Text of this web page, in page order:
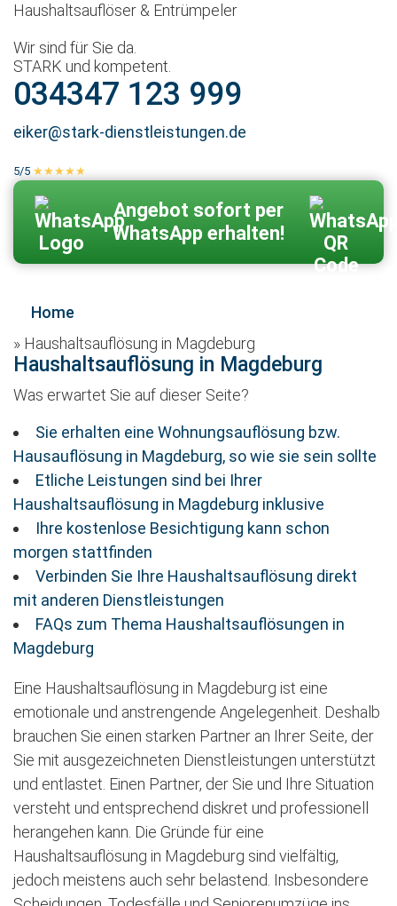
Haushaltsauflöser & Entrümpeler
Wir sind für Sie da.
STARK und kompetent.
034347 123 999
eiker@stark-dienstleistungen.de
5/5 ★★★★★
100 % echte Kundenbewertungen
Zum KontaktformularAngebot sofort per
WhatsApp erhalten!
Home
» Haushaltsauflösung in Magdeburg
Haushaltsauflösung in Magdeburg
Was erwartet Sie auf dieser Seite?
Sie erhalten eine Wohnungsauflösung bzw.
Hausauflösung in Magdeburg, so wie sie sein sollte
Etliche Leistungen sind bei Ihrer
Haushaltsauflösung in Magdeburg inklusive
Ihre kostenlose Besichtigung kann schon
morgen stattfinden
Verbinden Sie Ihre Haushaltsauflösung direkt
mit anderen Dienstleistungen
FAQs zum Thema Haushaltsauflösungen in
Magdeburg
Eine Haushaltsauflösung in Magdeburg ist eine
emotionale und anstrengende Angelegenheit. Deshalb
brauchen Sie einen starken Partner an Ihrer Seite, der
Sie mit ausgezeichneten Dienstleistungen unterstützt
und entlastet. Einen Partner, der Sie und Ihre Situation
versteht und entsprechend diskret und professionell
herangehen kann. Die Gründe für eine
Haushaltsauflösung in Magdeburg sind vielfältig,
jedoch meistens auch sehr belastend. Insbesondere